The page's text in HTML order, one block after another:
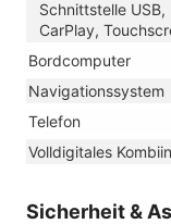
Schnittstelle
CarPlay,
Bordcomputer
Navigationssystem
Telefon
Volldigitales
Sicherheit &